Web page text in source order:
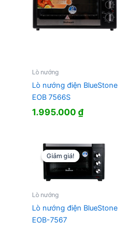
Lò nướng
Lò nướng điện BlueStone
EOB 7566S
1.995.000₫
Giảm giá!
Giảm giá!
Lò nướng
Lò nướng điện BlueStone
EOB-7567